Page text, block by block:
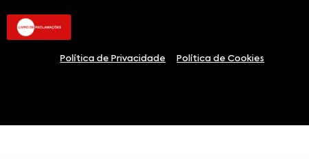
Política de Privacidade Política de Cookies